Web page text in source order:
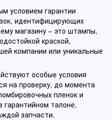
условием гарантии
идентифицирующих
магазину – это штампы,
краской,
компании или уникальные
особые условия
на проверку, до момента
пленок и
талоне,
запчасти.